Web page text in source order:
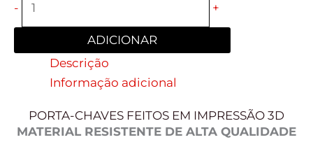
- +
ADICIONAR
Descrição
Informação adicional
PORTA-CHAVES FEITOS EM IMPRESSÃO 3D
MATERIAL RESISTENTE DE ALTA QUALIDADE